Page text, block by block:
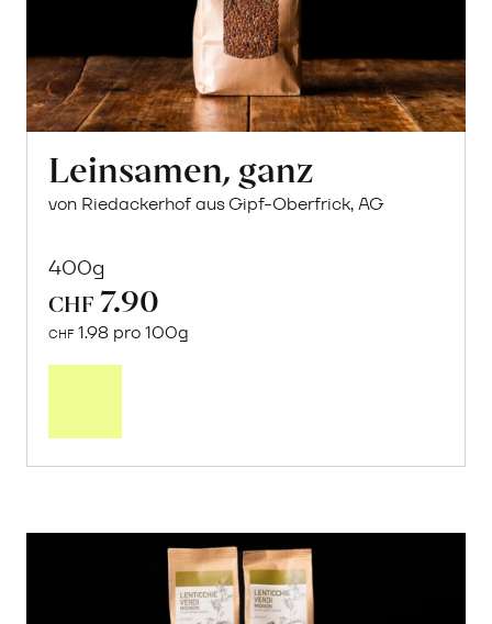
Leinsamen, ganz
von Riedackerhof aus Gipf-Oberfrick, AG
400g
CHF 7.90
CHF 1.98 pro 100g